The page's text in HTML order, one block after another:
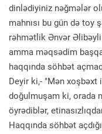
dinlədiyiniz nəğmələr
mahnısı bu gün də toy
rəhmətlik Ənvər
amma məqsədim
haqqında söhbət
Deyir ki,- "Mən
doğulmuşam ki, orada
öyrədiblər,
Haqqında söhbət